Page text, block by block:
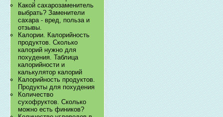
Какой сахарозаменитель
выбрать? Заменители
сахара - вред, польза и
отзывы.
Калории. Калорийность
продуктов. Сколько
калорий нужно для
похудения. Таблица
калорийности и
калькулятор калорий
Калорийность продуктов.
Продукты для похудения
Количество
сухофруктов. Сколько
можно есть фиников?